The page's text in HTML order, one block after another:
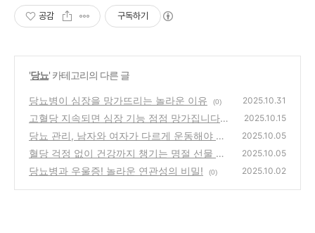
공감 구독하기
'당뇨' 카테고리의 다른 글
당뇨병이 심장을 망가뜨리는 놀라운 이유 (0) 2025.10.31
고혈당 지속되면 심장 기능 점점 망가집니다!
(0)
2025.10.15
당뇨 관리, 남자와 여자가 다르게 운동해야 하
는 이유
(0)
2025.10.05
혈당 걱정 없이 건강까지 챙기는 명절 선물 완
벽 가이드!
(0)
2025.10.05
당뇨병과 우울증! 놀라운 연관성의 비밀! (0) 2025.10.02